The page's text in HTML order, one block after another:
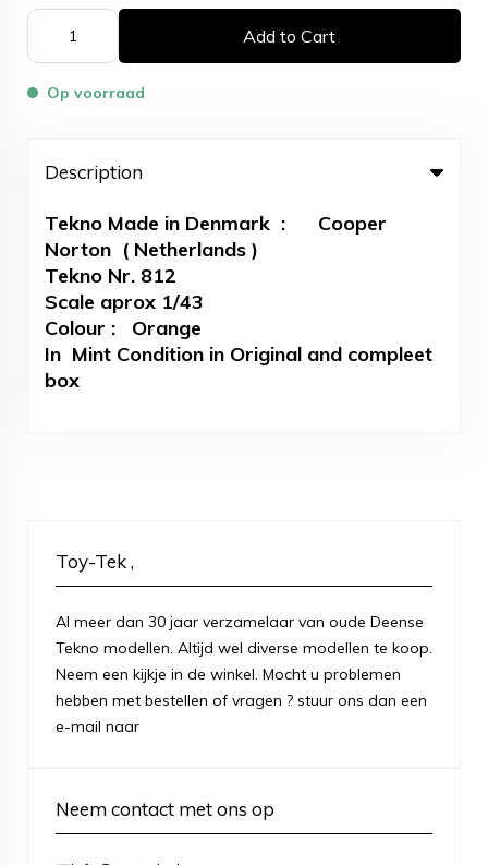
Add to Cart
Op voorraad
Description
Tekno Made in Denmark : Cooper
Norton ( Netherlands )
Tekno Nr. 812
Scale aprox 1/43
Colour : Orange
In Mint Condition in Original and compleet
box
Toy-Tek ,
Al meer dan 30 jaar verzamelaar van oude Deense
Tekno modellen. Altijd wel diverse modellen te koop.
Neem een kijkje in de winkel. Mocht u problemen
hebben met bestellen of vragen ? stuur ons dan een
e-mail naar
Neem contact met ons op